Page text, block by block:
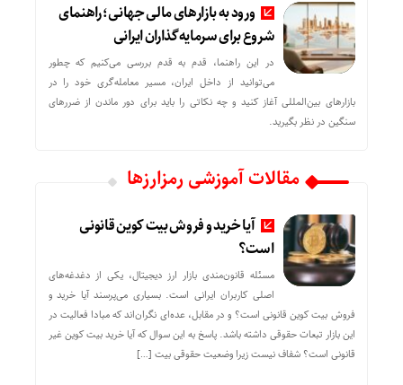
ورود به بازارهای مالی جهانی؛ راهنمای
شروع برای سرمایه‌گذاران ایرانی
در این راهنما، قدم به قدم بررسی می‌کنیم که چطور
می‌توانید از داخل ایران، مسیر معامله‌گری خود را در
بازارهای بین‌المللی آغاز کنید و چه نکاتی را باید برای دور ماندن از ضررهای
سنگین در نظر بگیرید.
مقالات آموزشی رمزارزها
آیا خرید و فروش بیت کوین قانونی
است؟
مسئله قانون‌مندی بازار ارز دیجیتال، یکی از دغدغه‌های
اصلی کاربران ایرانی است. بسیاری می‌پرسند آیا خرید و
فروش بیت کوین قانونی است؟ و در مقابل، عده‌ای نگران‌اند که مبادا فعالیت در
این بازار تبعات حقوقی داشته باشد. پاسخ به این سوال که آیا خرید بیت کوین غیر
قانونی است؟ شفاف نیست زیرا وضعیت حقوقی بیت‌ […]